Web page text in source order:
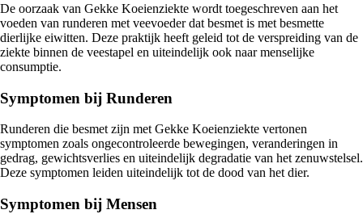
De oorzaak van Gekke Koeienziekte wordt toegeschreven aan het
voeden van runderen met veevoeder dat besmet is met besmette
dierlijke eiwitten. Deze praktijk heeft geleid tot de verspreiding van de
ziekte binnen de veestapel en uiteindelijk ook naar menselijke
consumptie.
Symptomen bij Runderen
Runderen die besmet zijn met Gekke Koeienziekte vertonen
symptomen zoals ongecontroleerde bewegingen, veranderingen in
gedrag, gewichtsverlies en uiteindelijk degradatie van het zenuwstelsel.
Deze symptomen leiden uiteindelijk tot de dood van het dier.
Symptomen bij Mensen